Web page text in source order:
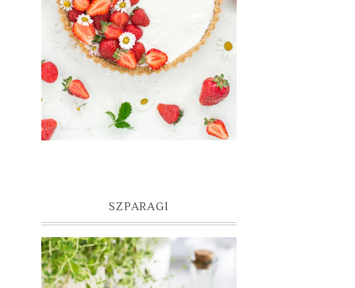
SZPARAGI